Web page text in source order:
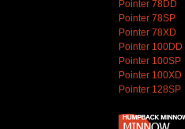
Pointer 78DD
Pointer 78SP
Pointer 78XD
Pointer 100DD
Pointer 100SP
Pointer 100XD
Pointer 128SP